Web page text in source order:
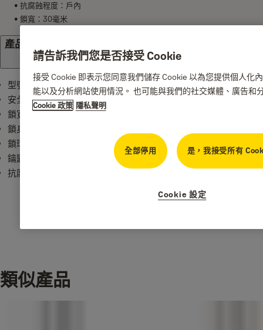
• 抗腐蝕程度：戶內
• 鎖寬：30毫米
產品規格
型號：Y110/30/117
安全等級：3級
鎖寬：31毫米
鎖身物料：實心黃銅
鎖環物料：硬化鋼
鑰匙：3
抗腐蝕程度：適用於室內環境
下載產品目錄、說明書
類似產品
請告訴我們您是否接受 Cookie
接受 Cookie 即表示您同意我們儲存 Cookie 以為您提供個人化
能以及分析網站使用情況。 也可能與我們的社交媒體、廣告和
Cookie 政策 隱私聲明
全部停用 是，我接受所有
Cookie 設定